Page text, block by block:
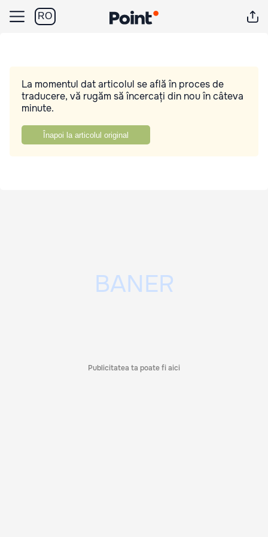
RO
La momentul dat articolul se află în proces de
traducere, vă rugăm să încercați din nou în câteva
minute.
Înapoi la articolul original
Publicitatea ta poate fi aici